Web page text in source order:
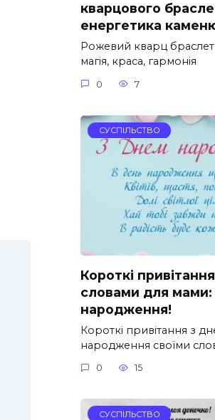
кварцового
енергетика
Рожевий кварц браслет
магія, краса, гармонія
0 7
СУСПІЛЬСТВО
Короткі
словами для
народження!
Короткі привітання з
народження своїми
0 15
СУСПІЛЬСТВО